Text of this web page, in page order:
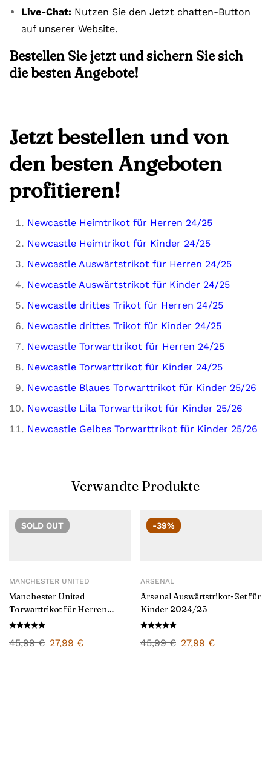
Live-Chat: Nutzen Sie den Jetzt chatten-Button
auf unserer Website.
Bestellen Sie jetzt und sichern Sie sich
die besten Angebote!
Jetzt bestellen und von
den besten Angeboten
profitieren!
Newcastle Heimtrikot für Herren 24/25
Newcastle Heimtrikot für Kinder 24/25
Newcastle Auswärtstrikot für Herren 24/25
Newcastle Auswärtstrikot für Kinder 24/25
Newcastle drittes Trikot für Herren 24/25
Newcastle drittes Trikot für Kinder 24/25
Newcastle Torwarttrikot für Herren 24/25
Newcastle Torwarttrikot für Kinder 24/25
Newcastle Blaues Torwarttrikot für Kinder 25/26
Newcastle Lila Torwarttrikot für Kinder 25/26
Newcastle Gelbes Torwarttrikot für Kinder 25/26
Verwandte Produkte
SOLD OUT
MANCHESTER UNITED
Manchester United
Torwarttrikot für Herren
2024/25
45,99€ 27,99 €
-39%
ARSENAL
Arsenal Auswärtstrikot-Set für
Kinder 2024/25
45,99€ 27,99 €